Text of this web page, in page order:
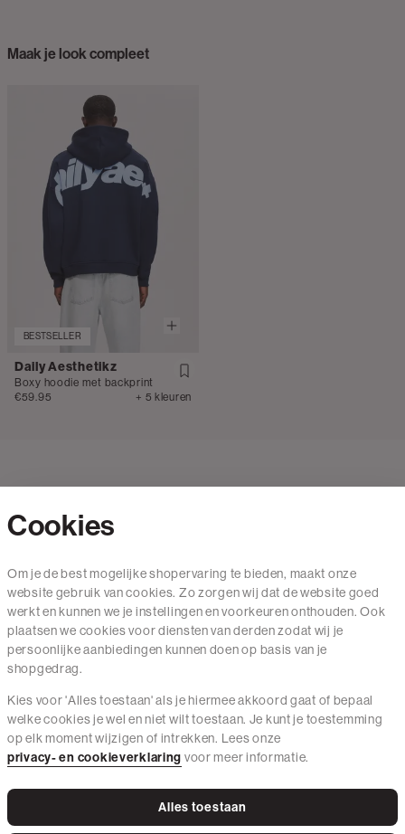
Maak je look compleet
BESTSELLER
Daily Aesthetikz
Boxy hoodie met backprint
€59.95
+ 5 kleuren
Mail ons
020 - 3412 650
Van maandag t/m vrijdag van 8.30 uur tot 18.00 uur.
Service
Wij zijn The Sting
Cookies
Om je de best mogelijke shopervaring te bieden, maakt onze
website gebruik van cookies. Zo zorgen wij dat de website goed
werkt en kunnen we je instellingen en voorkeuren onthouden. Ook
plaatsen we cookies voor diensten van derden zodat wij je
persoonlijke aanbiedingen kunnen doen op basis van je
shopgedrag.
Kies voor 'Alles toestaan' als je hiermee akkoord gaat of bepaal
welke cookies je wel en niet wilt toestaan. Je kunt je toestemming
op elk moment wijzigen of intrekken. Lees onze
privacy- en cookieverklaring voor meer informatie.
Alles toestaan